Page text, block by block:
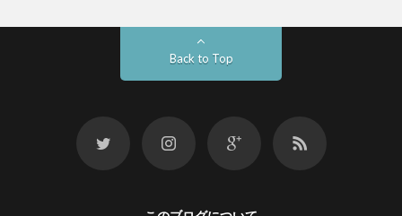
Back to Top